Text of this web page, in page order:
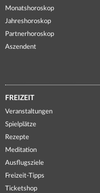
Monatshoroskop
Jahreshoroskop
Partnerhoroskop
Aszendent
FREIZEIT
Veranstaltungen
Spielplätze
Rezepte
Meditation
Ausflugsziele
Freizeit-Tipps
Ticketshop